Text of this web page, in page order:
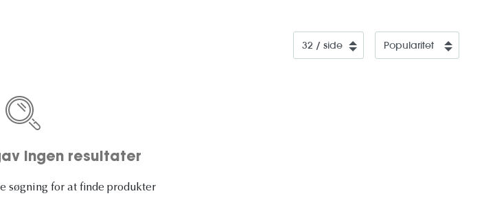
ingen resultater
søgning for at finde produkter